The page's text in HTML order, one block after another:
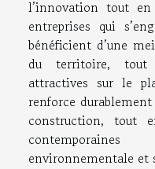
l’innovation tout
entreprises qui
bénéficient d’une
du territoire, tout
attractives sur le
renforce
construction, tout
environnementale et